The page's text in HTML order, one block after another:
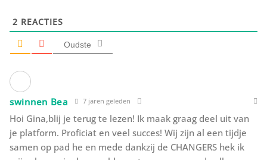
2 REACTIES
Oudste
swinnen Bea 7 jaren geleden
Hoi Gina,blij je terug te lezen! Ik maak graag deel uit van
je platform. Proficiat en veel succes! Wij zijn al een tijdje
samen op pad he en mede dankzij de CHANGERS hek ik